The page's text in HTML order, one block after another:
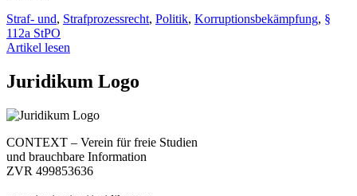
Straf- und, Strafprozessrecht, Politik, Korruptionsbekämpfung, §
112a StPO
Artikel lesen
Juridikum Logo
CONTEXT – Verein für freie Studien
und brauchbare Information
ZVR 499853636